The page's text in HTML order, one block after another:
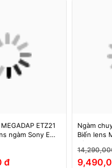
ETZ21
ngàm Sony E
Z – Adapter
đ
Ngàm
Biến lens
Dùng cho
dụng các